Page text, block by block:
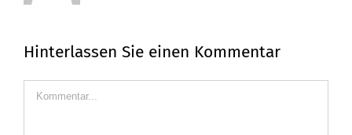
Hinterlassen Sie einen Kommentar
Kommentar